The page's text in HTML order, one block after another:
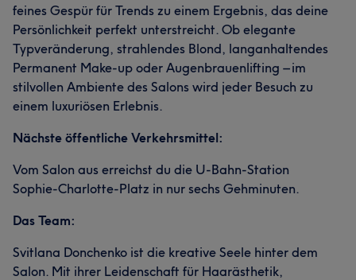
feines Gespür für Trends zu einem Ergebnis, das deine
Persönlichkeit perfekt unterstreicht. Ob elegante
Typveränderung, strahlendes Blond, langanhaltendes
Permanent Make-up oder Augenbrauenlifting – im
stilvollen Ambiente des Salons wird jeder Besuch zu
einem luxuriösen Erlebnis.
Nächste öffentliche Verkehrsmittel:
Vom Salon aus erreichst du die U-Bahn-Station
Sophie-Charlotte-Platz in nur sechs Gehminuten.
Das Team:
Svitlana Donchenko ist die kreative Seele hinter dem
Salon. Mit ihrer Leidenschaft für Haarästhetik,